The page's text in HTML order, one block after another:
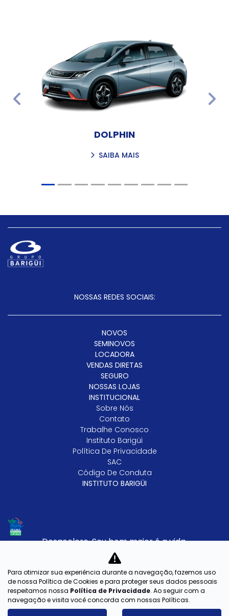
DOLPHIN
SAIBA MAIS
templates.template-
NOSSAS REDES SOCIAIS:
NOVOS
SEMINOVOS
LOCADORA
VENDAS DIRETAS
SEGURO
NOSSAS LOJAS
INSTITUCIONAL
Sobre Nós
Contato
Trabalhe Conosco
Instituto Barigüi
Política De Privacidade
SAC
Código De Conduta
INSTITUTO BARIGÜI
Desacelere. Seu bem maior é a vida.
CENTER AUTOMOVEIS LTDA
CNPJ: 03.402.181/0010-61
Para otimizar sua experiência durante a navegação, fazemos uso
de nossa Política de Cookies e para proteger seus dados pessoais
respeitamos nossa Política de Privacidade. Ao seguir com a
navegação e visita você concorda com nossas Políticas.